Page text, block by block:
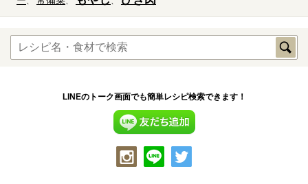
LINEのトーク画面でも簡単レシピ検索できます！